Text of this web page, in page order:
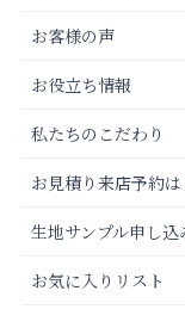
お客様の声
お役立ち情報
私たちのこだわり
お見積り来店予約は
生地サンプル申し込
お気に入りリスト